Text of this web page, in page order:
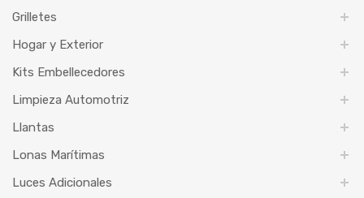
Grilletes
Hogar y Exterior
Kits Embellecedores
Limpieza Automotriz
Llantas
Lonas Marítimas
Luces Adicionales